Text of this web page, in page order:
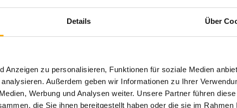
Details Über
Anzeigen zu personalisieren, Funktionen für soziale Medien
Außerdem geben wir Informationen zu Ihrer
Werbung und Analysen weiter. Unsere Partner führen
die Sie ihnen bereitgestellt haben oder die sie im Rahmen
Einschränkungen für das Social
Sie sich bitte an Ihren HubSpot-
E-Mail-
alle